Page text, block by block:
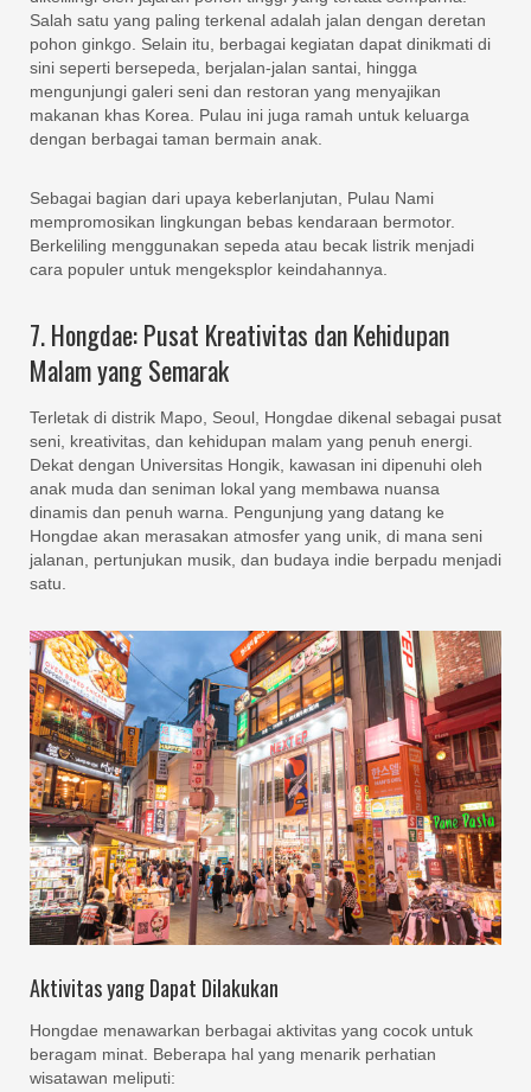
Salah satu yang paling terkenal adalah jalan dengan deretan
pohon ginkgo. Selain itu, berbagai kegiatan dapat dinikmati di
sini seperti bersepeda, berjalan-jalan santai, hingga
mengunjungi galeri seni dan restoran yang menyajikan
makanan khas Korea. Pulau ini juga ramah untuk keluarga
dengan berbagai taman bermain anak.
Sebagai bagian dari upaya keberlanjutan, Pulau Nami
mempromosikan lingkungan bebas kendaraan bermotor.
Berkeliling menggunakan sepeda atau becak listrik menjadi
cara populer untuk mengeksplor keindahannya.
7. Hongdae: Pusat Kreativitas dan Kehidupan
Malam yang Semarak
Terletak di distrik Mapo, Seoul, Hongdae dikenal sebagai pusat
seni, kreativitas, dan kehidupan malam yang penuh energi.
Dekat dengan Universitas Hongik, kawasan ini dipenuhi oleh
anak muda dan seniman lokal yang membawa nuansa
dinamis dan penuh warna. Pengunjung yang datang ke
Hongdae akan merasakan atmosfer yang unik, di mana seni
jalanan, pertunjukan musik, dan budaya indie berpadu menjadi
satu.
Aktivitas yang Dapat Dilakukan
Hongdae menawarkan berbagai aktivitas yang cocok untuk
beragam minat. Beberapa hal yang menarik perhatian
wisatawan meliputi: